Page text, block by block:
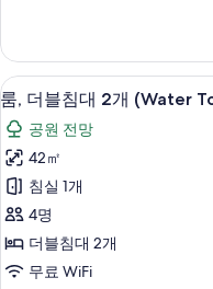
자
세
히
보
기
룸,
더
블
침
대
2
개
(Water
5
룸, 더블침대 2개 (Water
공원 전망
42㎡
침실 1개
4명
더블침대 2개
무료 WiFi